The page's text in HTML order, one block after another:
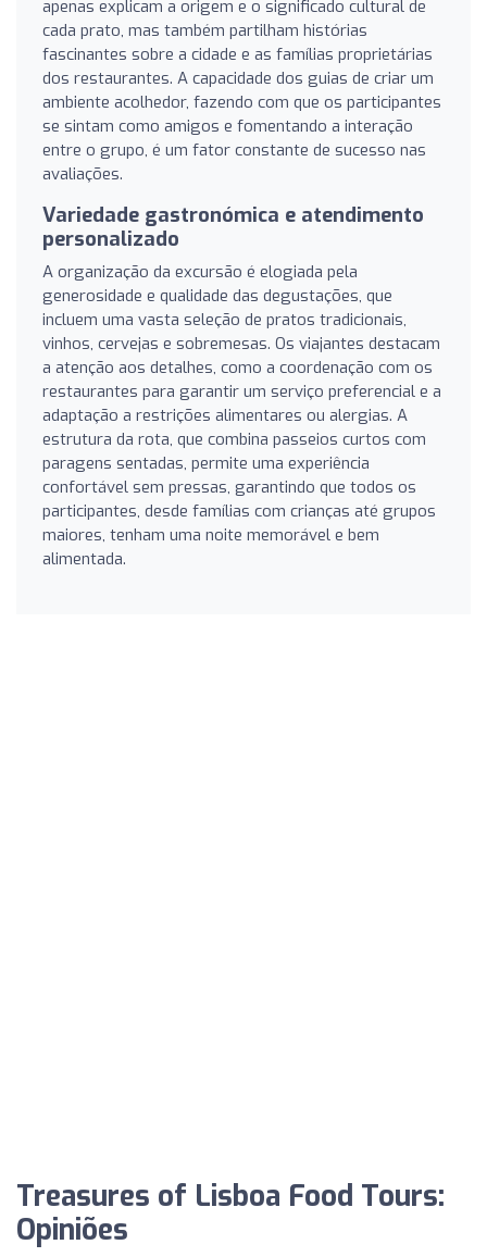
apenas explicam a origem e o significado cultural de
cada prato, mas também partilham histórias
fascinantes sobre a cidade e as famílias proprietárias
dos restaurantes. A capacidade dos guias de criar um
ambiente acolhedor, fazendo com que os participantes
se sintam como amigos e fomentando a interação
entre o grupo, é um fator constante de sucesso nas
avaliações.
Variedade gastronómica e atendimento
personalizado
A organização da excursão é elogiada pela
generosidade e qualidade das degustações, que
incluem uma vasta seleção de pratos tradicionais,
vinhos, cervejas e sobremesas. Os viajantes destacam
a atenção aos detalhes, como a coordenação com os
restaurantes para garantir um serviço preferencial e a
adaptação a restrições alimentares ou alergias. A
estrutura da rota, que combina passeios curtos com
paragens sentadas, permite uma experiência
confortável sem pressas, garantindo que todos os
participantes, desde famílias com crianças até grupos
maiores, tenham uma noite memorável e bem
alimentada.
Treasures of Lisboa Food Tours:
Opiniões